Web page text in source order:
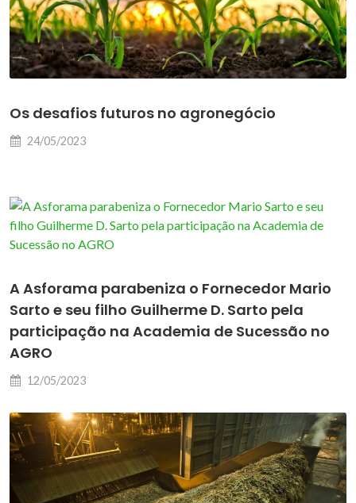
Os desafios futuros no agronegócio
24/05/2023
A Asforama parabeniza o Fornecedor Mario
Sarto e seu filho Guilherme D. Sarto pela
participação na Academia de Sucessão no
AGRO
12/05/2023